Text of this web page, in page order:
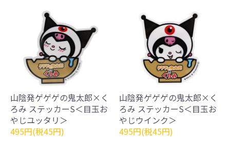
山陰発ゲゲゲの鬼太郎×く
ろみ ステッカーS＜目玉お
やじユッタリ＞
495円(税45円)
山陰発ゲゲゲの鬼太郎×く
ろみ ステッカーS＜目玉お
やじウインク＞
495円(税45円)